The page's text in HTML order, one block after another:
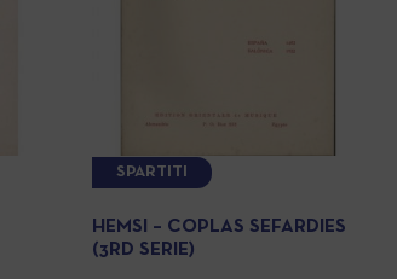
SPARTITI
HEMSI – COPLAS SEFARDIES
(3RD SERIE)